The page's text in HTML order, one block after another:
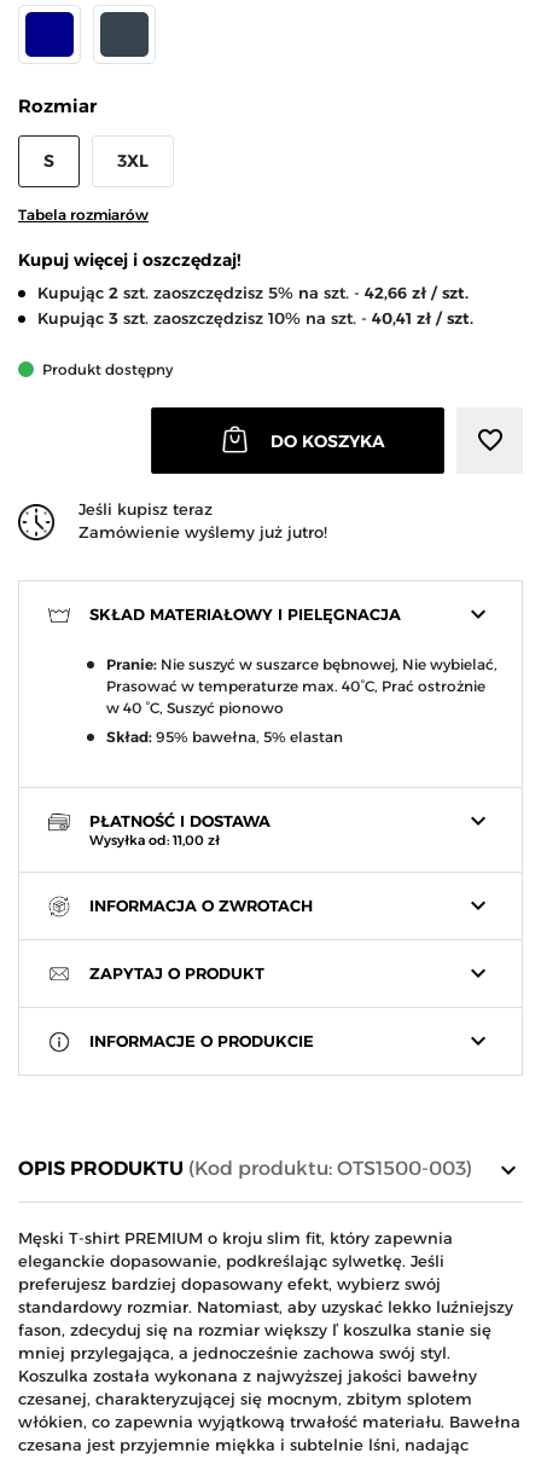
Rozmiar
S 3XL
Tabela rozmiarów
Kupuj więcej i oszczędzaj!
Kupując 2 szt. zaoszczędzisz 5% na szt. - 42,66 zł / szt.
Kupując 3 szt. zaoszczędzisz 10% na szt. - 40,41 zł / szt.
Produkt dostępny
DO KOSZYKA favorite_border
Jeśli kupisz teraz
Zamówienie wyślemy już jutro!
keyboard_arrow_down
SKŁAD MATERIAŁOWY I PIELĘGNACJA
Pranie: Nie suszyć w suszarce bębnowej, Nie wybielać,
Prasować w temperaturze max. 40°C, Prać ostrożnie
w 40 °C, Suszyć pionowo
Skład: 95% bawełna, 5% elastan
keyboard_arrow_down
PŁATNOŚĆ I DOSTAWA
Wysyłka od: 11,00 zł
keyboard_arrow_down
INFORMACJA O ZWROTACH
keyboard_arrow_down
ZAPYTAJ O PRODUKT
keyboard_arrow_down
INFORMACJE O PRODUKCIE
keyboard_arrow_down
OPIS PRODUKTU (Kod produktu: OTS1500-003)
Męski T-shirt PREMIUM o kroju slim fit, który zapewnia
eleganckie dopasowanie, podkreślając sylwetkę. Jeśli
preferujesz bardziej dopasowany efekt, wybierz swój
standardowy rozmiar. Natomiast, aby uzyskać lekko luźniejszy
fason, zdecyduj się na rozmiar większy ľ koszulka stanie się
mniej przylegająca, a jednocześnie zachowa swój styl.
Koszulka została wykonana z najwyższej jakości bawełny
czesanej, charakteryzującej się mocnym, zbitym splotem
włókien, co zapewnia wyjątkową trwałość materiału. Bawełna
czesana jest przyjemnie miękka i subtelnie lśni, nadając